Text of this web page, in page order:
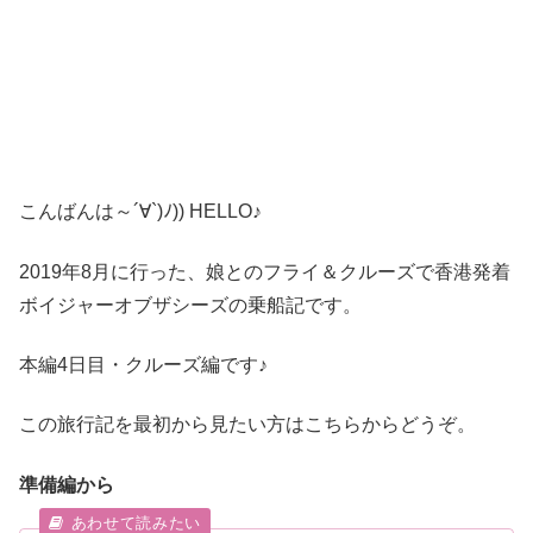
こんばんは～´∀`)ﾉ)) HELLO♪
2019年8月に行った、娘とのフライ＆クルーズで香港発着
ボイジャーオブザシーズの乗船記です。
本編4日目・クルーズ編です♪
この旅行記を最初から見たい方はこちらからどうぞ。
準備編から